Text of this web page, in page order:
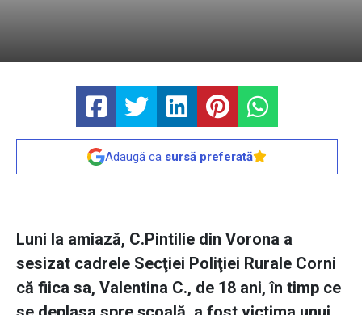
Adaugă ca sursă preferată
Luni la amiază, C.Pintilie din Vorona a
sesizat cadrele Secţiei Poliţiei Rurale Corni
că fiica sa, Valentina C., de 18 ani, în timp ce